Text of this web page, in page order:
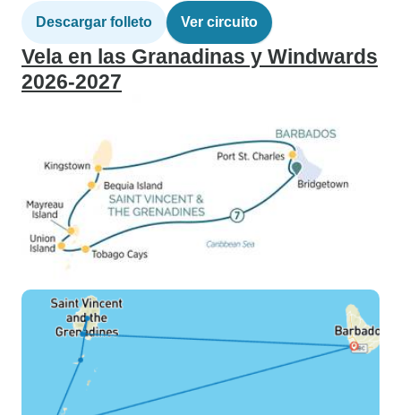
Descargar folleto Ver circuito
Vela en las Granadinas y Windwards
2026-2027